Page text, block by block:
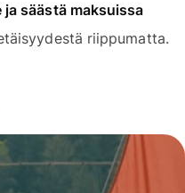
ja säästä maksuissa
riippumatta.